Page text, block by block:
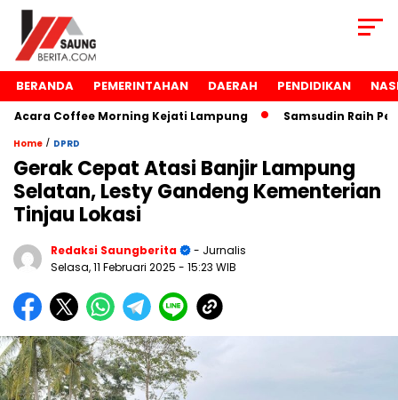
BERANDA PEMERINTAHAN DAERAH PENDIDIKAN
Coffee Morning Kejati Lampung Samsudin Raih
Home / DPRD
Gerak Cepat Atasi Banjir Lampung
Selatan, Lesty Gandeng Kementerian
Tinjau Lokasi
Redaksi Saungberita
- Jurnalis
Selasa, 11 Februari 2025 - 15:23 WIB